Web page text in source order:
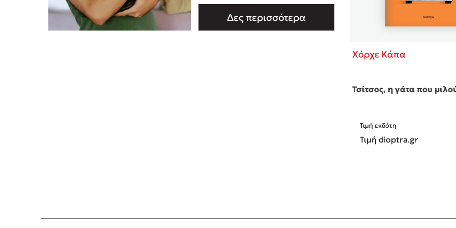
στην Εφαρμοσμένη Γενετική.
Επανήλθε στη Χίο, όπου ζει τα
τελευταία έντεκα χρόνια. Αγαπά να
Δες περισσότερα
Χόρχε Κάπα
Τσίτσος, η γάτα που
Τιμή εκδότη
Τιμή dioptra.gr